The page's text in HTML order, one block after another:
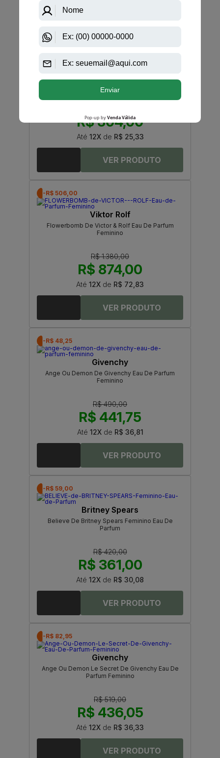
-R$ 107,00
Britney Spears
Midnight Fantasy De Britney Spears Eau De Parfum
R$ 304,00
Até 12Xde R$ 25,33
-R$ 506,00
Viktor Rolf
Flowerbomb De Victor & Rolf Eau De Parfum
Feminino
R$ 1.380,00
R$ 874,00
Até 12X de R$ 72,83
-R$ 48,25
Givenchy
Ange Ou Demon De Givenchy Eau De Parfum
Feminino
R$ 490,00
R$ 441,75
Até 12Xde R$ 36,81
-R$ 59,00
Britney Spears
Believe De Britney Spears Feminino Eau De
Parfum
R$ 420,00
R$ 361,00
Até 12X de R$ 30,08
-R$ 82,95
Givenchy
Ange Ou Demon Le Secret De Givenchy Eau De
Parfum Feminino
R$ 519,00
R$ 436,05
Até 12X de R$ 36,33